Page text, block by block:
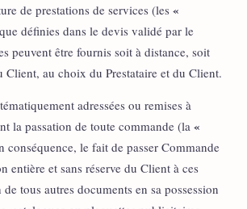
de prestations de services (les «
définies dans le devis validé par le
peuvent être fournis soit à distance, soit
Client, au choix du Prestataire et du Client.
adressées ou remises à
la passation de toute commande (la «
conséquence, le fait de passer Commande
entière et sans réserve du Client à ces
tous autres documents en sa possession